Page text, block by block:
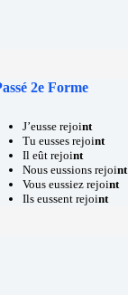
2e Forme
J’eusse rejoint
Tu eusses rejoint
Il eût rejoint
Nous eussions rejoint
Vous eussiez rejoint
Ils eussent rejoint